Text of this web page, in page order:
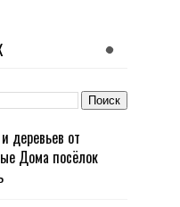
деревьев от
Дома посёлок